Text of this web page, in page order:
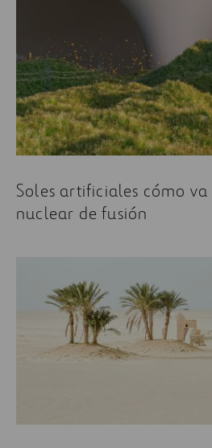
Soles artificiales cómo
nuclear de fusión